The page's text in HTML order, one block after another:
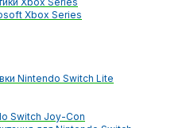
Xbox Series
Nintendo Switch Lite
Switch Joy-Con